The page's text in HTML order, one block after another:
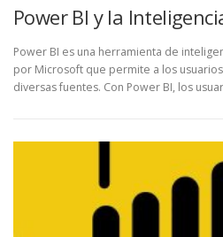
Power BI y la
Power BI es una herramienta de
por Microsoft que permite a los
diversas fuentes. Con Power BI, los